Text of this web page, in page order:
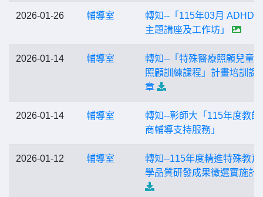
2026-01-26 輔導室
轉知--「115年03月 ADHD
主題講座及工作坊」
2026-01-14 輔導室
轉知--「特殊醫療照顧兒童
照顧訓練課程」計畫培訓課
章
2026-01-14 輔導室
轉知--彰師大「115年度教師
商輔導支持服務」
2026-01-12 輔導室
轉知--115年度精進特殊教育
學品質研發成果徵選實施計